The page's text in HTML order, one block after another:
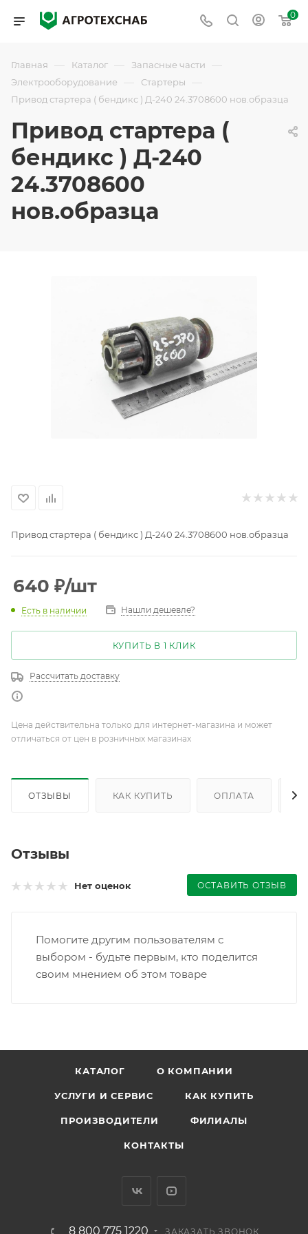
0
Главная — Каталог — Запасные части —
Электрооборудование — Стартеры —
Привод стартера ( бендикс ) Д-240 24.3708600 нов.образца
Привод стартера (
бендикс ) Д-240
24.3708600
нов.образца
Привод стартера ( бендикс ) Д-240 24.3708600 нов.образца
640 ₽/шт
Есть в наличии Нашли дешевле?
КУПИТЬ В 1 КЛИК
Рассчитать доставку
Цена действительна только для интернет-магазина и может
отличаться от цен в розничных магазинах
ОТЗЫВЫ КАК КУПИТЬ ОПЛАТА
Отзывы
Нет оценок ОСТАВИТЬ ОТЗЫВ
Помогите другим пользователям с
выбором - будьте первым, кто поделится
своим мнением об этом товаре
КАТАЛОГ О КОМПАНИИ
УСЛУГИ И СЕРВИС КАК КУПИТЬ
ПРОИЗВОДИТЕЛИ ФИЛИАЛЫ
КОНТАКТЫ
8 800 775 1220 ЗАКАЗАТЬ ЗВОНОК